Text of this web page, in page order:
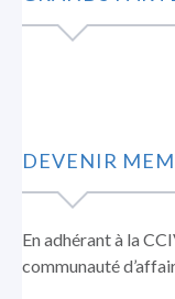
DEVENIR
En adhérant à la
communauté